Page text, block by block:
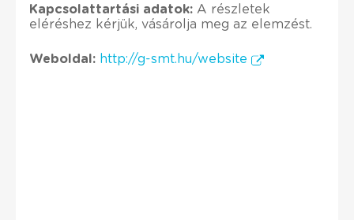
Kapcsolattartási adatok: A részletek
eléréshez kérjük, vásárolja meg az elemzést.
Weboldal: http://g-smt.hu/website